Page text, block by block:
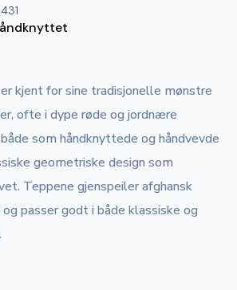
kjent for sine tradisjonelle mønstre
ofte i dype røde og jordnære
som håndknyttede og håndvevde
geometriske design som
Teppene gjenspeiler afghansk
passer godt i både klassiske og